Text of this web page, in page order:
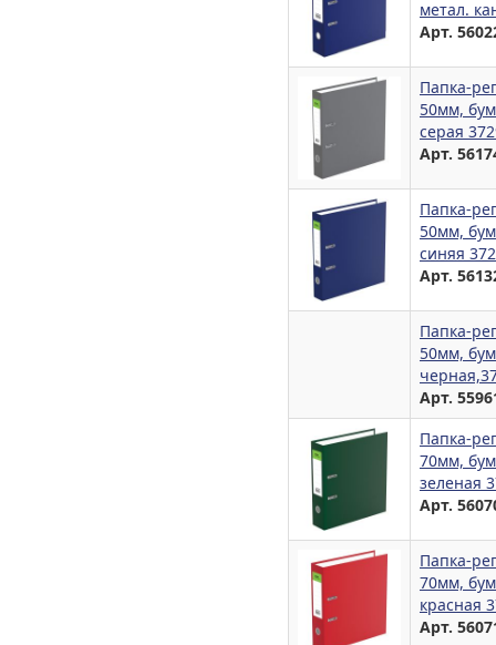
метал.
Арт.
Папка-
50мм,
серая
Арт.
Папка-
50мм,
синяя
Арт.
Папка-
50мм,
Арт.
Папка-
70мм,
зеленая
Арт.
Папка-
70мм,
красная
Арт.